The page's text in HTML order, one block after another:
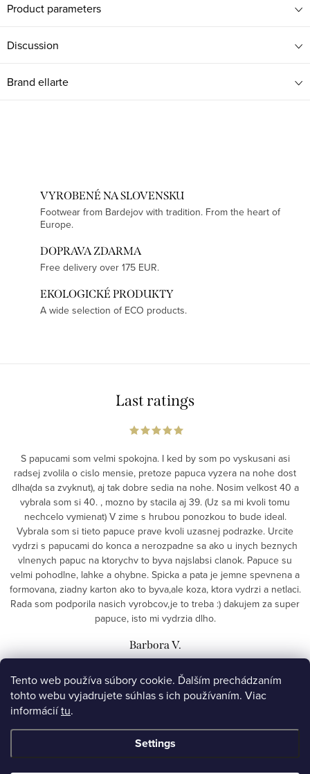
Tento web používa súbory cookie. Ďalším prechádzaním
tohto webu vyjadrujete súhlas s ich používaním. Viac
informáciítu.
Settings
Product parameters
Discussion
Brand ellarte
VYROBENÉ NA SLOVENSKU
Footwear from Bardejov with tradition. From the heart of
Europe.
DOPRAVA ZDARMA
Free delivery over 175 EUR.
EKOLOGICKÉ PRODUKTY
A wide selection of ECO products.
Last ratings
ALL RATINGS
S papucami som velmi spokojna. I ked by som po vyskusani asi
radsej zvolila o cislo mensie, pretoze papuca vyzera na nohe dost
dlha(da sa zvyknut), aj tak dobre sedia na nohe. Nosim velkost 40 a
vybrala som si 40. , mozno by stacila aj 39. (Uz sa mi kvoli tomu
nechcelo vymienat) V zime s hrubou ponozkou to bude ideal.
Vybrala som si tieto papuce prave kvoli uzasnej podrazke. Urcite
vydrzi s papucami do konca a nerozpadne sa ako u inych beznych
vlnenych papuc na ktorychv to byva najslabsi clanok. Papuce su
velmi pohodlne, lahke a ohybne. Spicka a pata je jemne spevnena a
formovana, ziadny karton ako to byva,ale koza, ktora vydrzi a netlaci.
Rada som podporila nasich vyrobcov,je to treba :) dakujem za super
papuce, isto mi vydrzia dlho.
Barbora V.